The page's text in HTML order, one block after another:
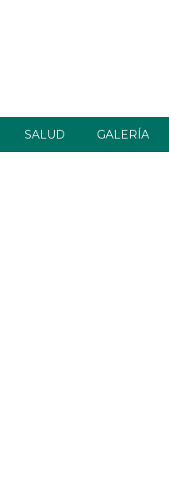
SALUD GALERÍA